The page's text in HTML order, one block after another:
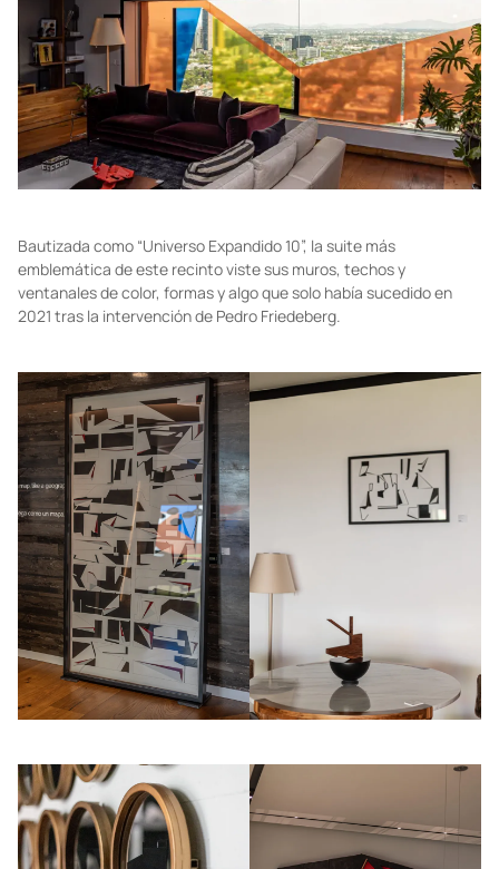
Bautizada como “Universo Expandido 10”, la suite más
emblemática de este recinto viste sus muros, techos y
ventanales de color, formas y algo que solo había sucedido en
2021 tras la intervención de Pedro Friedeberg.